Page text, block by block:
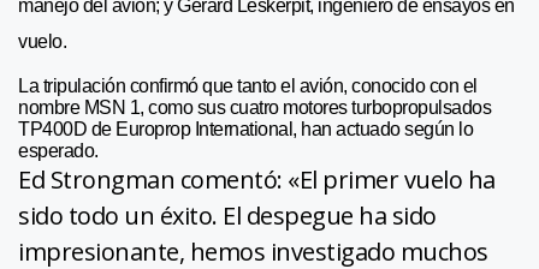
manejo del avión; y Gérard Leskerpit, ingeniero de ensayos en
vuelo.
La tripulación confirmó que tanto el avión, conocido con el
nombre MSN 1, como sus cuatro motores turbopropulsados
TP400D de Europrop International, han actuado según lo
esperado.
Ed Strongman comentó: «El primer vuelo ha
sido todo un éxito. El despegue ha sido
impresionante, hemos investigado muchos